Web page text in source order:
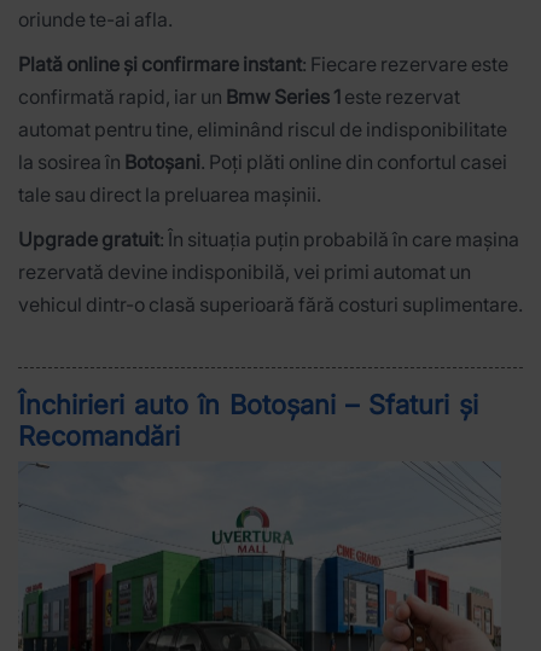
oriunde te-ai afla.
Plată online și confirmare instant: Fiecare rezervare este
confirmată rapid, iar un Bmw Series 1 este rezervat
automat pentru tine, eliminând riscul de indisponibilitate
la sosirea în Botoșani. Poți plăti online din confortul casei
tale sau direct la preluarea mașinii.
Upgrade gratuit: În situația puțin probabilă în care mașina
rezervată devine indisponibilă, vei primi automat un
vehicul dintr-o clasă superioară fără costuri suplimentare.
Închirieri auto în Botoșani – Sfaturi și
Recomandări